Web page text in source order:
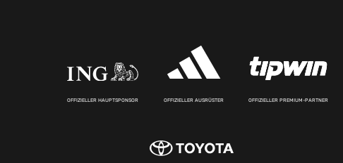
OFFIZIELLER HAUPTSPONSOR OFFIZIELLER AUSRÜSTER OFFIZIELLER PREMIUM-PARTNER